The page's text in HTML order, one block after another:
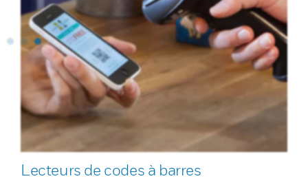
Lecteurs de codes à barres